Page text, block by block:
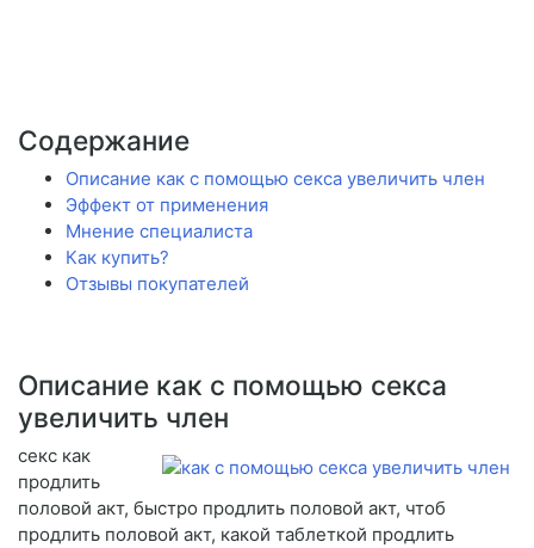
Содержание
Описание как с помощью секса увеличить член
Эффект от применения
Мнение специалиста
Как купить?
Отзывы покупателей
Описание как с помощью секса
увеличить член
секс как
продлить
половой акт, быстро продлить половой акт, чтоб
продлить половой акт, какой таблеткой продлить